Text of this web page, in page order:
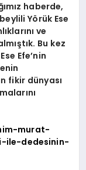
haberde,
Yörük Ese
ve
Bu kez
Efe’nin
fikir dünyası
murat-
ile-dedesinin-